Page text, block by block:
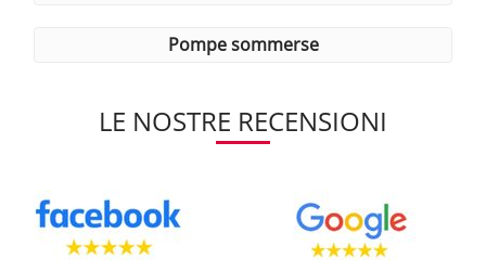
pompe sommerse
LE NOSTRE RECENSIONI